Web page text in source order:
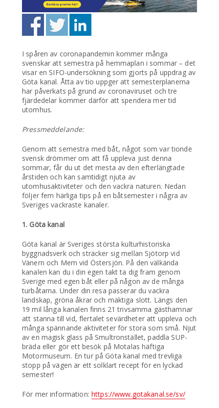
I spåren av coronapandemin kommer många
svenskar att semestra på hemmaplan i sommar – det
visar en SIFO-undersökning som gjorts på uppdrag av
Göta kanal. Åtta av tio uppger att semesterplanerna
har påverkats på grund av coronaviruset och tre
fjärdedelar kommer därför att spendera mer tid
utomhus.
Pressmeddelande:
Genom att semestra med båt, något som var tionde
svensk drömmer om att få uppleva just denna
sommar, får du ut det mesta av den efterlängtade
årstiden och kan samtidigt njuta av
utomhusaktiviteter och den vackra naturen. Nedan
följer fem härliga tips på en båtsemester i några av
Sveriges vackraste kanaler.
1. Göta kanal
Göta kanal är Sveriges största kulturhistoriska
byggnadsverk och sträcker sig mellan Sjötorp vid
Vänern och Mem vid Östersjön. På den välkända
kanalen kan du i din egen takt ta dig fram genom
Sverige med egen båt eller på någon av de många
turbåtarna. Under din resa passerar du vackra
landskap, gröna åkrar och mäktiga slott. Längs den
19 mil långa kanalen finns 21 trivsamma gästhamnar
att stanna till vid, flertalet sevärdheter att uppleva och
många spännande aktiviteter för stora som små. Njut
av en magisk glass på Smultronstället, paddla SUP-
bräda eller gör ett besök på Motalas häftiga
Motormuseum. En tur på Göta kanal med trevliga
stopp på vägen är ett solklart recept för en lyckad
semester!
För mer information: https://www.gotakanal.se/sv/